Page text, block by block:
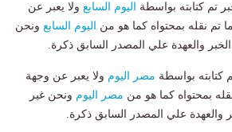
تم كتابته بواسطة اليوم السابع ولا يعبر عن
تم نقله بمحتواه كما هو من اليوم السابع ونحن
والعهدة علي المصدر السابق ذكرة.
كتابته بواسطة مصر اليوم ولا يعبر عن وجهة
بمحتواه كما هو من مصر اليوم ونحن غير
والعهدة علي المصدر السابق ذكرة.